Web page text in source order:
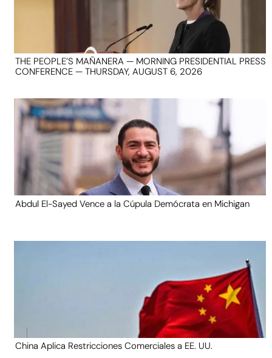
THE PEOPLE’S MAÑANERA — MORNING PRESIDENTIAL PRESS
CONFERENCE — THURSDAY, AUGUST 6, 2026
Abdul El-Sayed Vence a la Cúpula Demócrata en Michigan
China Aplica Restricciones Comerciales a EE. UU.